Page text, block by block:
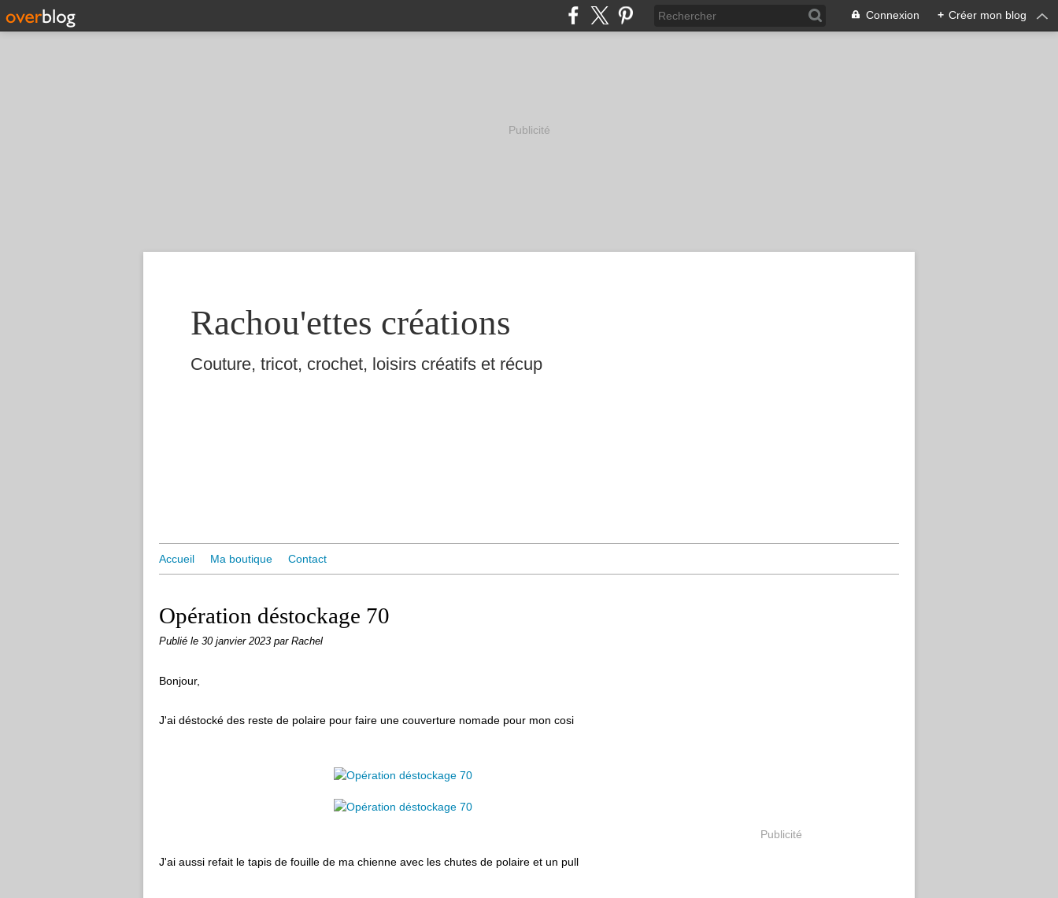
Connexion + Créer mon blog
Publicité
Rachou'ettes créations
Couture, tricot, crochet, loisirs créatifs et récup
Accueil Ma boutique Contact
Opération déstockage 70
Publié le 30 janvier 2023 par Rachel
Bonjour,
J'ai déstocké des reste de polaire pour faire une couverture nomade pour mon cosi
J'ai aussi refait le tapis de fouille de ma chienne avec les chutes de polaire et un pull
Publicité